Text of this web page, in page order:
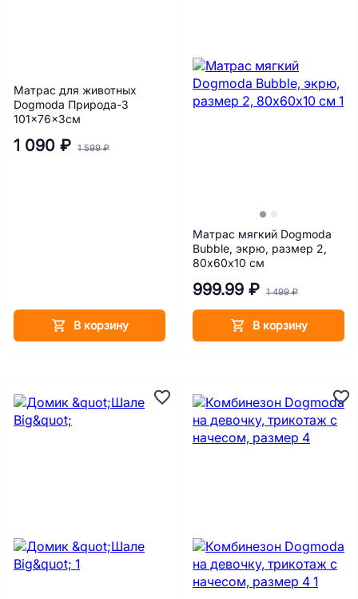
Матрас для животных
Dogmoda Природа-3
101x76x3см
1 090 ₽ 1 599 ₽
В корзину
Матрас мягкий Dogmoda
Bubble, экрю, размер 2,
80х60х10 см
999.99 ₽ 1 499 ₽
В корзину